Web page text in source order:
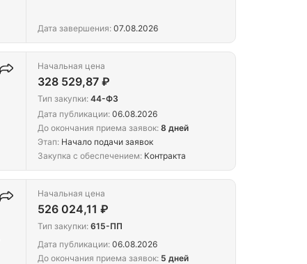
Дата завершения: 07.08.2026
Начальная цена
328 529,87 ₽
Тип закупки: 44-ФЗ
Дата публикации: 06.08.2026
До окончания приема заявок: 8 дней
Этап: Начало подачи заявок
Закупка с обеспечением: Контракта
Начальная цена
526 024,11 ₽
Тип закупки: 615-ПП
Дата публикации: 06.08.2026
До окончания приема заявок: 5 дней